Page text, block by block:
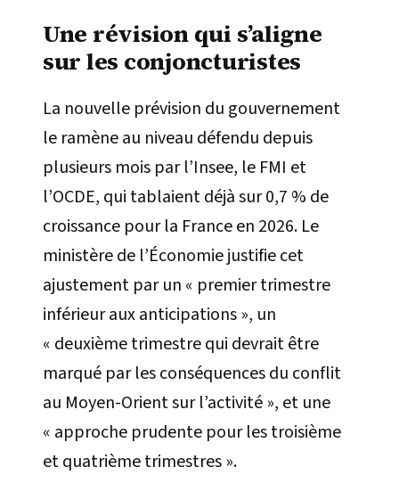
Une révision qui s’aligne
sur les conjoncturistes
La nouvelle prévision du gouvernement
le ramène au niveau défendu depuis
plusieurs mois par l’Insee, le FMI et
l’OCDE, qui tablaient déjà sur 0,7 % de
croissance pour la France en 2026. Le
ministère de l’Économie justifie cet
ajustement par un « premier trimestre
inférieur aux anticipations », un
« deuxième trimestre qui devrait être
marqué par les conséquences du conflit
au Moyen-Orient sur l’activité », et une
« approche prudente pour les troisième
et quatrième trimestres ».